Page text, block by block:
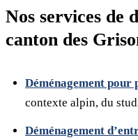
Nos services de
canton des
Déménagement
contexte alpin, du
Déménagement